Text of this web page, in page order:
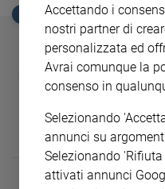
della
settimana
Migranti
Diversità
Costume
Cultura
spettacoli
EDICOLA SAN PAOLO
GBABY
€ 34,80 € 21,90 37%
Accettando i
nostri partner di
personalizzata ed
Avrai comunque la
consenso in
Selezionando
annunci su
Selezionando
attivati annunci